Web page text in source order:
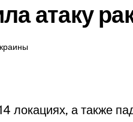
атаку
локациях, а также